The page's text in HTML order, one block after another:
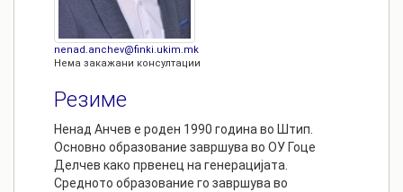
nenad.anchev@finki.ukim.mk
Нема закажани консултации
Резиме
Ненад Анчев е роден 1990 година во Штип.
Основно образование завршува во ОУ Гоце
Делчев како првенец на генерацијата.
Средното образование го завршува во